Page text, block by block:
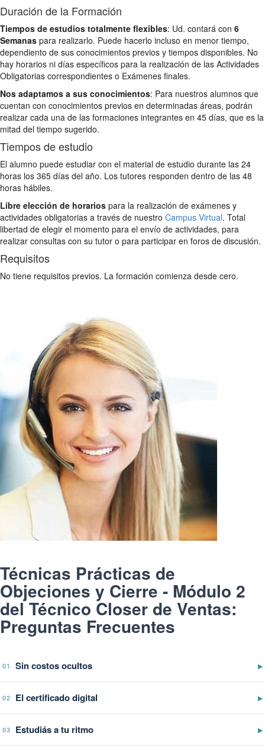
Duración de la Formación
Tiempos de estudios totalmente flexibles: Ud. contará con 6
Semanas para realizarlo. Puede hacerlo incluso en menor tiempo,
dependiento de sus conocimientos previos y tiempos disponibles. No
hay horarios ni días específicos para la realización de las Actividades
Obligatorias correspondientes o Exámenes finales.
Nos adaptamos a sus conocimientos: Para nuestros alumnos que
cuentan con conocimientos previos en determinadas áreas, podrán
realizar cada una de las formaciones integrantes en 45 días, que es la
mitad del tiempo sugerido.
Tiempos de estudio
El alumno puede estudiar con el material de estudio durante las 24
horas los 365 días del año. Los tutores responden dentro de las 48
horas hábiles.
Libre elección de horarios para la realización de exámenes y
actividades obligatorias a través de nuestro Campus Virtual. Total
libertad de elegir el momento para el envío de actividades, para
realizar consultas con su tutor o para participar en foros de discusión.
Requisitos
No tiene requisitos previos. La formación comienza desde cero.
Técnicas Prácticas de
Objeciones y Cierre - Módulo 2
del Técnico Closer de Ventas:
Preguntas Frecuentes
01 Sin costos ocultos ▶
02 El certificado digital ▶
03 Estudiás a tu ritmo ▶